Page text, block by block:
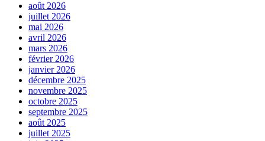
août 2026
juillet 2026
mai 2026
avril 2026
mars 2026
février 2026
janvier 2026
décembre 2025
novembre 2025
octobre 2025
septembre 2025
août 2025
juillet 2025